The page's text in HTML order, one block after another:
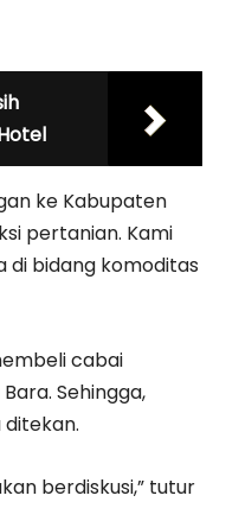
ke Kabupaten
pertanian. Kami
di bidang komoditas
cabai
Sehingga,
berdiskusi,” tutur